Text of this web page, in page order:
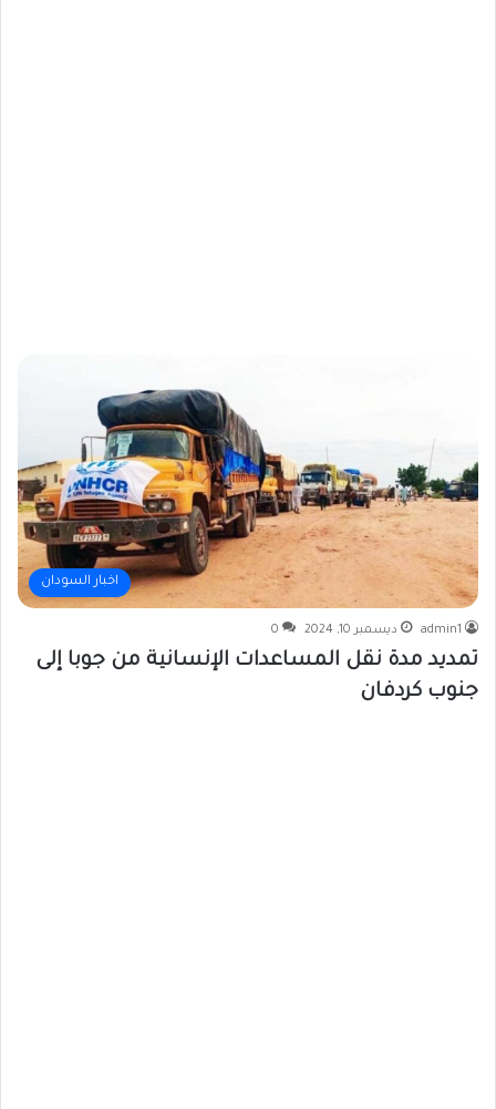
اخبار السودان
admin1 ديسمبر 10, 2024 0
تمديد مدة نقل المساعدات الإنسانية من جوبا إلى
جنوب كردفان